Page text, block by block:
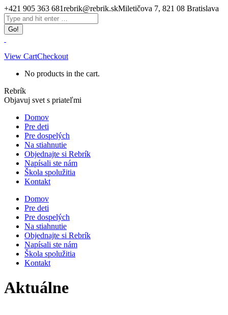
Skip
to
content
+421 905 363 681rebrik@rebrik.skMiletičova 7, 821 08 Bratislava
Facebook
page
opens
in
new
window
Search:
View CartCheckout
No products in the cart.
Rebrík
Objavuj svet s priateľmi
Domov
Pre deti
Pre dospelých
Na stiahnutie
Objednajte si Rebrík
Napísali ste nám
Škola spolužitia
Kontakt
Domov
Pre deti
Pre dospelých
Na stiahnutie
Objednajte si Rebrík
Napísali ste nám
Škola spolužitia
Kontakt
Aktuálne